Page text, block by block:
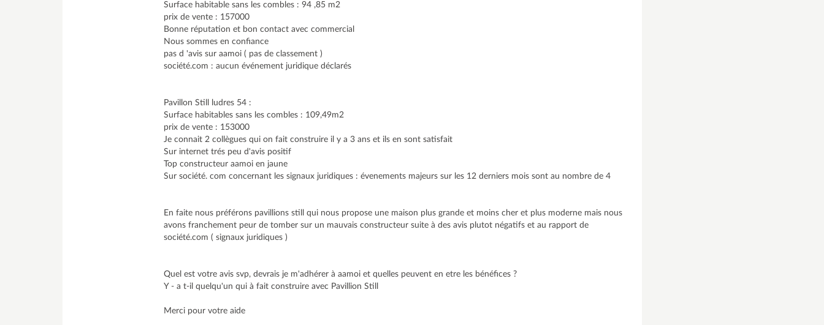
Surface habitable sans les combles : 94 ,85 m2
prix de vente : 157000
Bonne réputation et bon contact avec commercial
Nous sommes en confiance
pas d 'avis sur aamoi ( pas de classement )
société.com : aucun événement juridique déclarés
Pavillon Still ludres 54 :
Surface habitables sans les combles : 109,49m2
prix de vente : 153000
Je connait 2 collègues qui on fait construire il y a 3 ans et ils en sont satisfait
Sur internet trés peu d'avis positif
Top constructeur aamoi en jaune
Sur société. com concernant les signaux juridiques : évenements majeurs sur les 12 derniers mois sont au nombre de 4
En faite nous préférons pavillions still qui nous propose une maison plus grande et moins cher et plus moderne mais nous
avons franchement peur de tomber sur un mauvais constructeur suite à des avis plutot négatifs et au rapport de
société.com ( signaux juridiques )
Quel est votre avis svp, devrais je m'adhérer à aamoi et quelles peuvent en etre les bénéfices ?
Y - a t-il quelqu'un qui à fait construire avec Pavillion Still
Merci pour votre aide